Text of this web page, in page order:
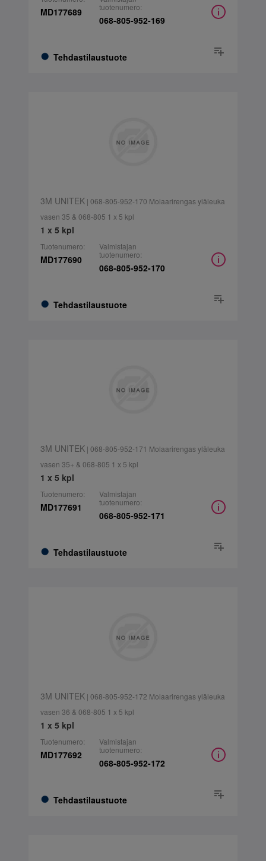
MD177689
Tehdastilaustuote
tuotenumero:
068-805-952-169
3M UNITEK| 068-805-952-170 Molaarirengas yläleuka
vasen 35 & 068-805 1 x 5 kpl
1 x 5 kpl
Tuotenumero:
MD177690
Tehdastilaustuote
Valmistajan
tuotenumero:
068-805-952-170
3M UNITEK| 068-805-952-171 Molaarirengas yläleuka
vasen 35+ & 068-805 1 x 5 kpl
1 x 5 kpl
Tuotenumero:
MD177691
Tehdastilaustuote
Valmistajan
tuotenumero:
068-805-952-171
3M UNITEK| 068-805-952-172 Molaarirengas yläleuka
vasen 36 & 068-805 1 x 5 kpl
1 x 5 kpl
Tuotenumero:
MD177692
Tehdastilaustuote
Valmistajan
tuotenumero:
068-805-952-172